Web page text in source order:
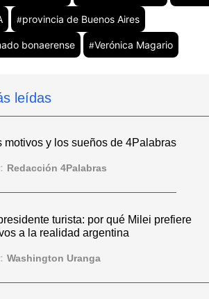
#provincia de Buenos Aires
bonaerense #Verónica Magario
leídas
motivos y los sueños de 4Palabras
Redacción 4Palabras
turista: por qué Milei prefiere
a la realidad argentina
Washington Uranga